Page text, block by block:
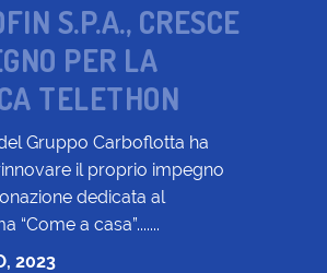
S.P.A., CRESCE
PER LA
TELETHON
Gruppo Carboflotta ha
il proprio impegno
dedicata al
“Come a casa”.......
2023